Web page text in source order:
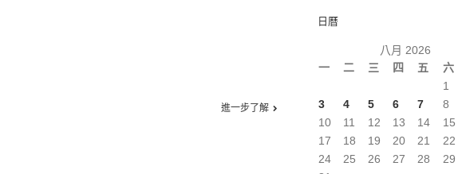
進一步了解
日曆
八月 2026
一
二 三 四 五 六
1
3
4 5 6 7 8
10
11 12 13 14 15
17
18 19 20 21 22
24
25 26 27 28 29